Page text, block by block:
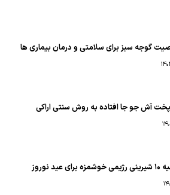
آش جو جا افتاده به روش سنتی اراکی
نوروز